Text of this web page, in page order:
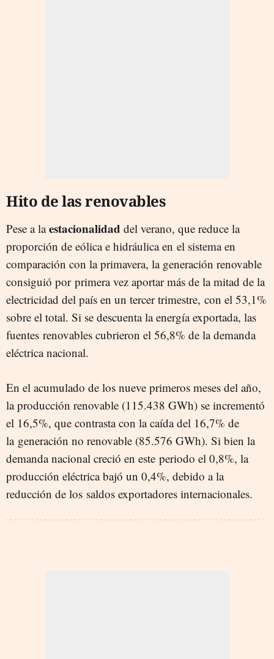
Hito de las renovables
Pese a laestacionalidad del verano, que reduce la
proporción de eólica e hidráulica en el sistema en
comparación con la primavera, la generación renovable
consiguió por primera vez aportar más de la mitad de la
electricidad del país en un tercer trimestre, con el 53,1%
sobre el total. Si se descuenta la energía exportada, las
fuentes renovables cubrieron el 56,8% de la demanda
eléctrica nacional.
En el acumulado de los nueve primeros meses del año,
la producción renovable (115.438 GWh) se incrementó
el 16,5%, que contrasta con la caída del 16,7% de
la generación no renovable (85.576 GWh). Si bien la
demanda nacional creció en este periodo el 0,8%, la
producción eléctrica bajó un 0,4%, debido a la
reducción de los saldos exportadores internacionales.